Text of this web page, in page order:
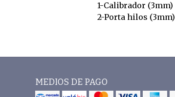
1-Calibrador (3mm)
2-Porta hilos (3mm)
MEDIOS DE PAGO